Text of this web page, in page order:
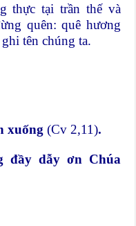
thực tại trần thế và
quên: quê hương
tên chúng ta.
xuống(Cv 2,11).
đầy dẫy ơn Chúa